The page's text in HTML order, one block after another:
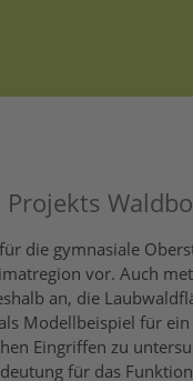
Projekts
die gymnasiale
vor. Auch
an, die
Modellbeispiel für
Eingriffen zu
für das